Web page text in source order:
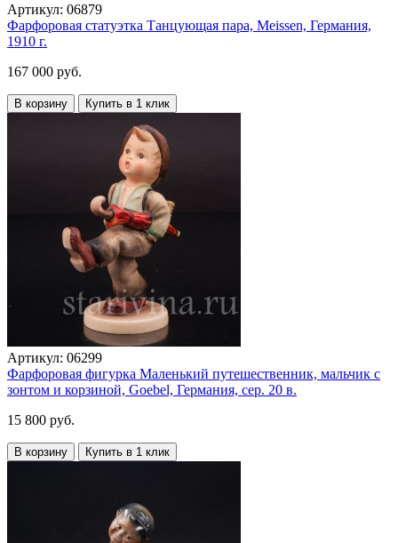
Артикул: 06879
Фарфоровая статуэтка Танцующая пара, Meissen, Германия,
1910 г.
167 000 руб.
В корзину Купить в 1 клик
Артикул: 06299
Фарфоровая фигурка Маленький путешественник, мальчик с
зонтом и корзиной, Goebel, Германия, сер. 20 в.
15 800 руб.
В корзину Купить в 1 клик